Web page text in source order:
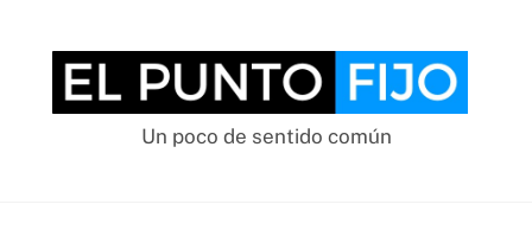
content
Un poco de sentido común